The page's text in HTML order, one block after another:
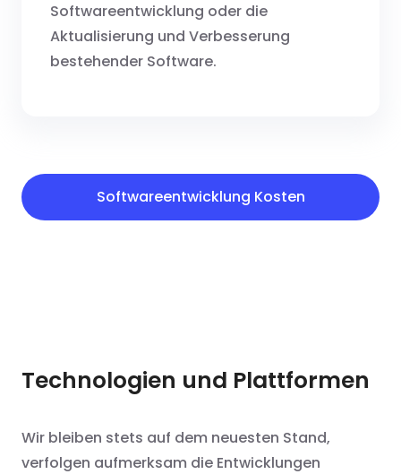
Softwareentwicklung oder die
Aktualisierung und Verbesserung
bestehender Software.
Softwareentwicklung Kosten
Technologien und Plattformen
Wir bleiben stets auf dem neuesten Stand,
verfolgen aufmerksam die Entwicklungen